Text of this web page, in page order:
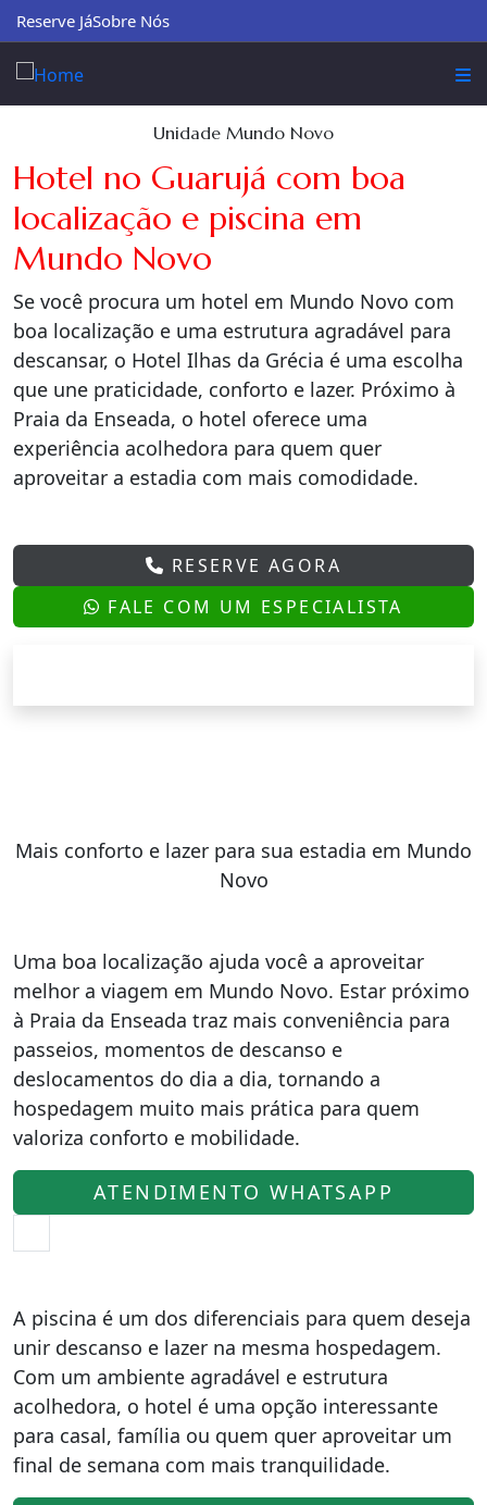
Reserve JáSobre Nós
Unidade Mundo Novo
Hotel no Guarujá com boa
localização e piscina em
Mundo Novo
Se você procura um hotel em Mundo Novo com
boa localização e uma estrutura agradável para
descansar, o Hotel Ilhas da Grécia é uma escolha
que une praticidade, conforto e lazer. Próximo à
Praia da Enseada, o hotel oferece uma
experiência acolhedora para quem quer
aproveitar a estadia com mais comodidade.
RESERVE AGORA
FALE COM UM ESPECIALISTA
Mais conforto e lazer para sua estadia em Mundo
Novo
Uma boa localização ajuda você a aproveitar
melhor a viagem em Mundo Novo. Estar próximo
à Praia da Enseada traz mais conveniência para
passeios, momentos de descanso e
deslocamentos do dia a dia, tornando a
hospedagem muito mais prática para quem
valoriza conforto e mobilidade.
ATENDIMENTO WHATSAPP
A piscina é um dos diferenciais para quem deseja
unir descanso e lazer na mesma hospedagem.
Com um ambiente agradável e estrutura
acolhedora, o hotel é uma opção interessante
para casal, família ou quem quer aproveitar um
final de semana com mais tranquilidade.